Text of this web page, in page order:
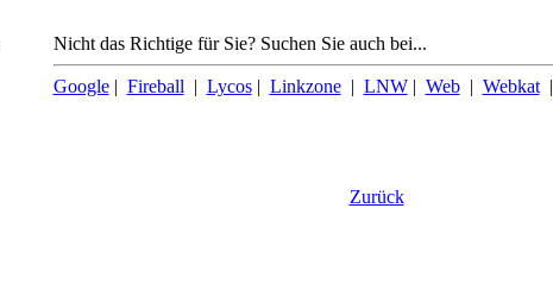
Nicht das Richtige für Sie? Suchen Sie auch bei...
Google| Fireball | Lycos| Linkzone| LNW| Web| Webkat|
Zurück